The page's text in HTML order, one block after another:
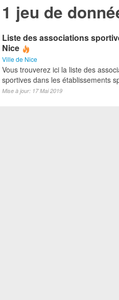
1 jeu de
Liste des associations
Nice
Ville de Nice
Vous trouverez ici la liste des
sportives dans les établissements
Mise à jour: 17 Mai 2019